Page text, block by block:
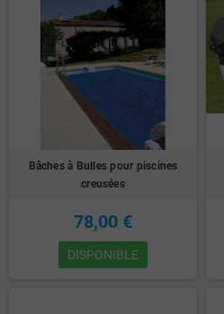
Bâches à Bulles pour piscines
creusées
78,00 €
DISPONIBLE